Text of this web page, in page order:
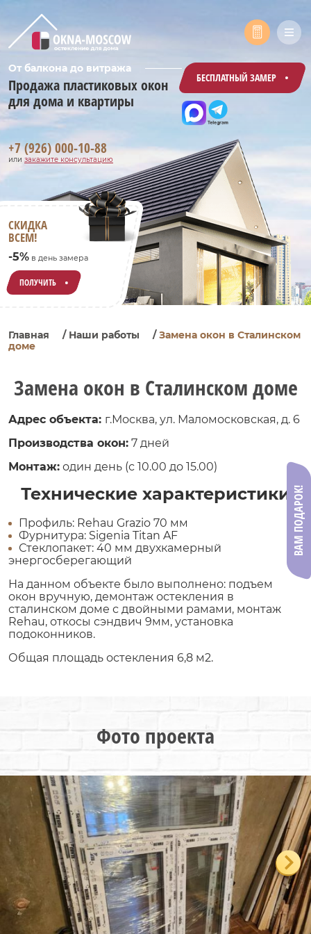
От балкона до витража
Продажа пластиковых окон
для дома и квартиры
БЕСПЛАТНЫЙ ЗАМЕР
+7 (926) 000-10-88
или закажите консультацию
СКИДКА
ВСЕМ!
-5% в день замера
ПОЛУЧИТЬ
Главная / Наши работы /Замена окон в Сталинском
доме
Замена окон в Сталинском доме
Адрес объекта: г.Москва, ул. Маломосковская, д. 6
Производства окон: 7 дней
Монтаж: один день (с 10.00 до 15.00)
Технические характеристики
Профиль: Rehau Grazio 70 мм
Фурнитура: Sigenia Titan AF
Стеклопакет: 40 мм двухкамерный
энергосберегающий
На данном объекте было выполнено: подъем
окон вручную, демонтаж остекления в
сталинском доме с двойными рамами, монтаж
Rehau, откосы сэндвич 9мм, установка
подоконников.
Общая площадь остекления 6,8 м2.
Фото проекта
ВАМ ПОДАРОК!